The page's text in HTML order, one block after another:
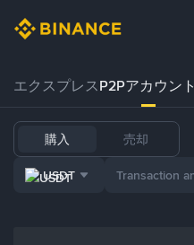
エクスプレスP2Pアカウント
購入 売却
USDT